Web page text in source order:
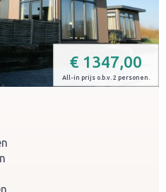
€ 1347,00
All-in prijs o.b.v. 2 personen.